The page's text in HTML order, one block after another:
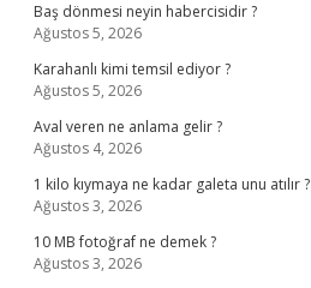
Baş dönmesi neyin habercisidir ?
Ağustos 5, 2026
Karahanlı kimi temsil ediyor ?
Ağustos 5, 2026
Aval veren ne anlama gelir ?
Ağustos 4, 2026
1 kilo kıymaya ne kadar galeta unu atılır ?
Ağustos 3, 2026
10 MB fotoğraf ne demek ?
Ağustos 3, 2026